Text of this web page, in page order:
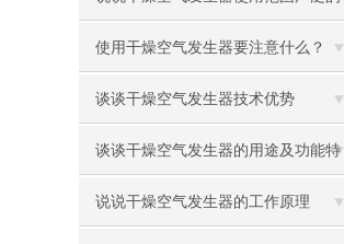
原因
使用干燥空气发生器要注意什么？
谈谈干燥空气发生器技术优势
谈谈干燥空气发生器的用途及功能特
征
说说干燥空气发生器的工作原理